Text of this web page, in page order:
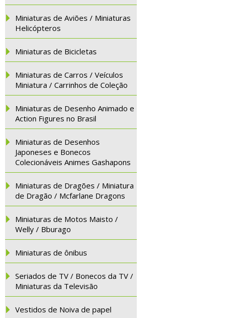
Miniaturas de Aviões / Miniaturas
Helicópteros
Miniaturas de Bicicletas
Miniaturas de Carros / Veículos
Miniatura / Carrinhos de Coleção
Miniaturas de Desenho Animado e
Action Figures no Brasil
Miniaturas de Desenhos
Japoneses e Bonecos
Colecionáveis Animes Gashapons
Miniaturas de Dragões / Miniatura
de Dragão / Mcfarlane Dragons
Miniaturas de Motos Maisto /
Welly / Bburago
Miniaturas de ônibus
Seriados de TV / Bonecos da TV /
Miniaturas da Televisão
Vestidos de Noiva de papel